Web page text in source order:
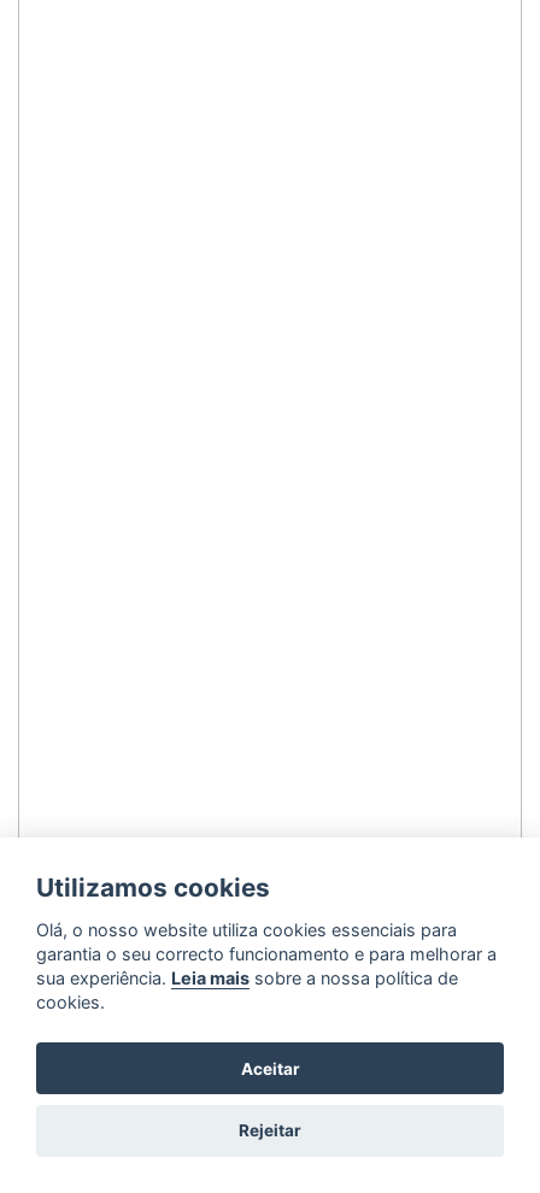
Utilizamos cookies
Olá, o nosso website utiliza cookies essenciais para
garantia o seu correcto funcionamento e para melhorar a
sua experiência. Leia mais sobre a nossa política de
cookies.
Aceitar
Rejeitar